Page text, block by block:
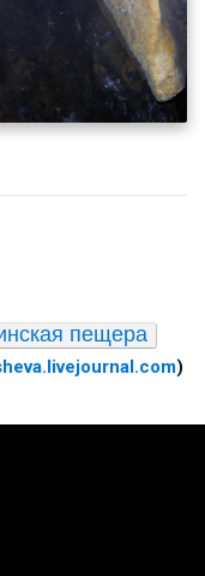
пещера
)